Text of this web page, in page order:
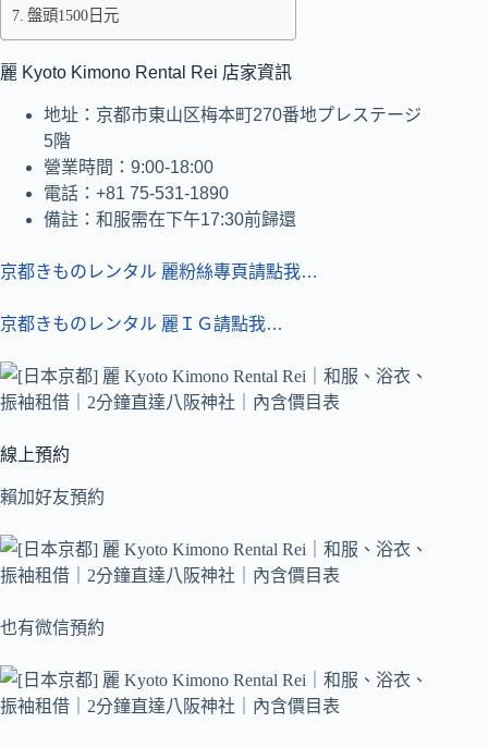
盤頭1500日元
麗 Kyoto Kimono Rental Rei 店家資訊
地址：京都市東山区梅本町270番地プレステージ
5階
營業時間：9:00-18:00
電話：+81 75-531-1890
備註：和服需在下午17:30前歸還
京都きものレンタル 麗粉絲專頁請點我…
京都きものレンタル 麗ＩＧ請點我…
線上預約
賴加好友預約
也有微信預約